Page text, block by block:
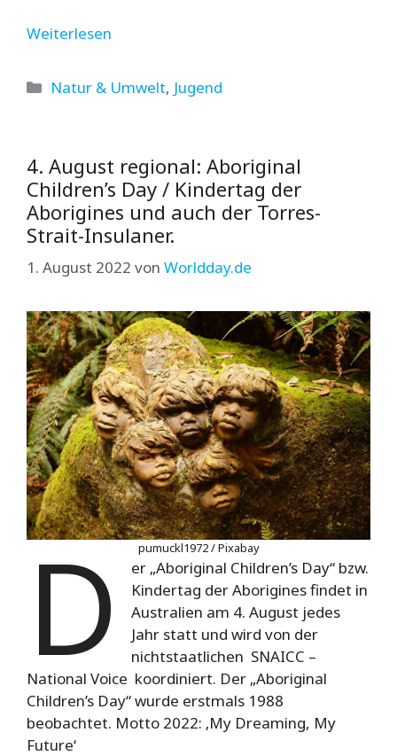
Weiterlesen
Kategorien
Natur & Umwelt, Jugend
4. August regional: Aboriginal
Children’s Day / Kindertag der
Aborigines und auch der Torres-
Strait-Insulaner.
1. August 2022 von Worldday.de
pumuckl1972 / Pixabay
D
er „Aboriginal Children’s Day“ bzw.
Kindertag der Aborigines findet in
Australien am 4. August jedes
Jahr statt und wird von der
nichtstaatlichen SNAICC –
National Voice koordiniert. Der „Aboriginal
Children’s Day“ wurde erstmals 1988
beobachtet. Motto 2022: ‚My Dreaming, My
Future‘